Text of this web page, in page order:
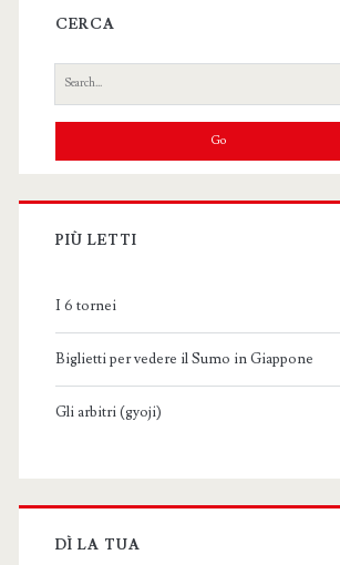
CERCA
Search
for:
PIÙ LETTI
I 6 tornei
Biglietti per vedere il Sumo in Giappone
Gli arbitri (gyoji)
DÌ LA TUA